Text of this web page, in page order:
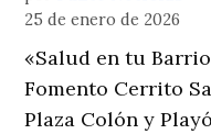
25 de enero de 2026
«Salud en tu
Fomento Cerrito
Plaza Colón y